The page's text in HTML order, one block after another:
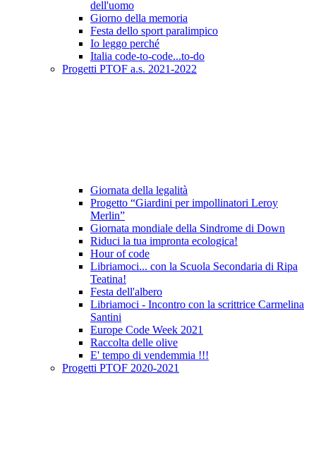
dell'uomo
Giorno della memoria
Festa dello sport paralimpico
Io leggo perché
Italia code-to-code...to-do
Progetti PTOF a.s. 2021-2022
Giornata della legalità
Progetto “Giardini per impollinatori Leroy
Merlin”
Giornata mondiale della Sindrome di Down
Riduci la tua impronta ecologica!
Hour of code
Libriamoci... con la Scuola Secondaria di Ripa
Teatina!
Festa dell'albero
Libriamoci - Incontro con la scrittrice Carmelina
Santini
Europe Code Week 2021
Raccolta delle olive
E' tempo di vendemmia !!!
Progetti PTOF 2020-2021